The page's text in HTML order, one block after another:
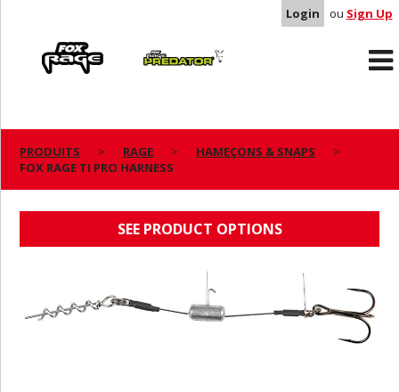
Login ou Sign Up
Predator
PRODUITS RAGE
HAMEÇONS & SNAPS
FOX RAGE TI PRO HARNESS
SEE PRODUCT OPTIONS